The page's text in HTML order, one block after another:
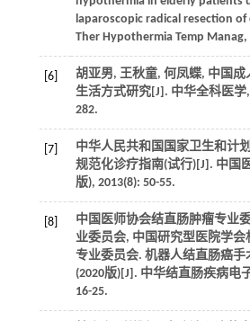
laparoscopic radical resection
Ther Hypothermia Temp Manag,
[6]
胡亚男, 王秋童, 何凤蝶, 中国
生活方式研究[J]. 中华全科医学,
282.
[7]
中华人民共和国国家卫生和计
规范化诊疗指南(试行)[J]. 中国
版), 2013(8): 50-55.
[8]
中国医师协会结直肠肿瘤专业
业委员会, 中国研究型医院学
专业委员会. 机器人结直肠癌手
(2020版)[J]. 中华结直肠疾病电
16-25.